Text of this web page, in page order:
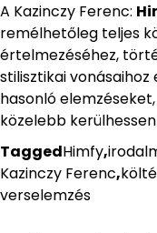
A Kazinczy Ferenc:
remélhetőleg teljes
értelmezéséhez,
stilisztikai
hasonló
közelebb
TaggedHimfy,
Kazinczy Ferenc,
verselemzés